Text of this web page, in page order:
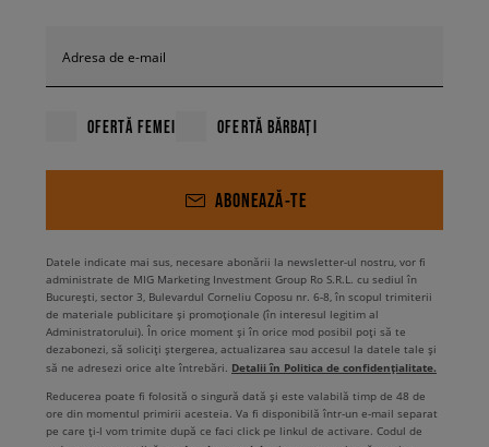
Adresa de e-mail
OFERTĂ FEMEI OFERTĂ BĂRBAȚI
ABONEAZĂ-TE
Datele indicate mai sus, necesare abonării la newsletter-ul nostru, vor fi
administrate de MIG Marketing Investment Group Ro S.R.L. cu sediul în
București, sector 3, Bulevardul Corneliu Coposu nr. 6-8, în scopul trimiterii
de materiale publicitare și promoționale (în interesul legitim al
Administratorului). În orice moment și în orice mod posibil poți să te
dezabonezi, să soliciți ștergerea, actualizarea sau accesul la datele tale și
să ne adresezi orice alte întrebări. Detalii în Politica de confidențialitate.
Reducerea poate fi folosită o singură dată și este valabilă timp de 48 de
ore din momentul primirii acesteia. Va fi disponibilă într-un e-mail separat
pe care ți-l vom trimite după ce faci click pe linkul de activare. Codul de